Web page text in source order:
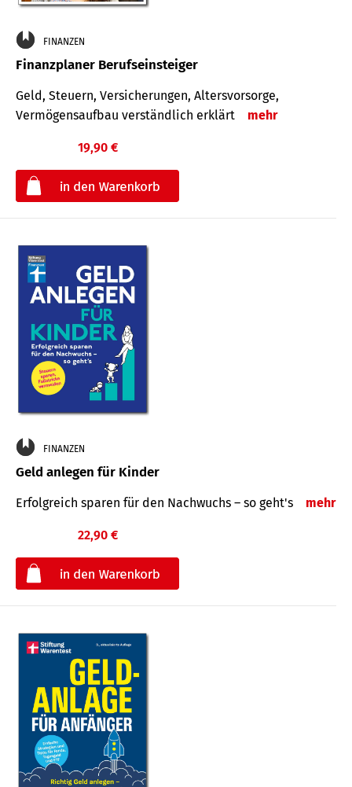
FINANZEN
Finanzplaner Berufseinsteiger
Geld, Steuern, Versicherungen, Altersvorsorge,
Vermögensaufbau verständlich erklärt
mehr
19,90 €
FINANZEN
Geld anlegen für Kinder
Erfolgreich sparen für den Nachwuchs – so geht's mehr
22,90 €